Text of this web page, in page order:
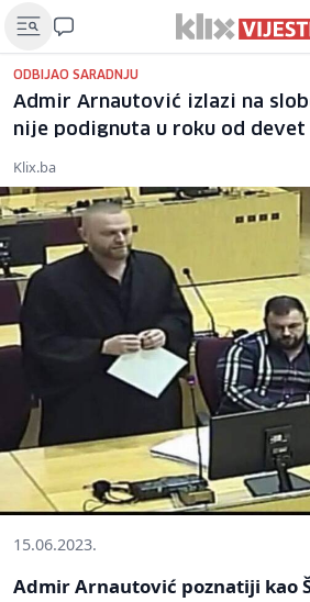
ODBIJAO SARADNJU
Admir Arnautović izlazi na
nije podignuta u roku od devet
Klix.ba
15.06.2023.
Admir Arnautović poznatiji kao